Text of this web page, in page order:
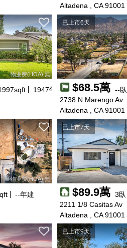
Altadena , CA 91001
物业费(HOA):無
sqft 1947年建
已上市6天
$68.5萬 --臥
2738 N Marengo Av
Altadena , CA 91001
物业费(HOA):無
--年建
已上市7天
$89.9萬 3臥
2211 1/8 Casitas Av
Altadena , CA 91001
已上市9天